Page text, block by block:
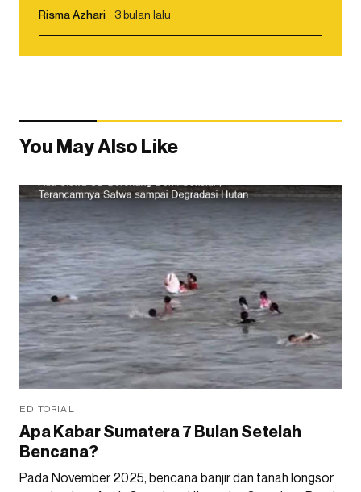
Risma Azhari 3 bulan lalu
You May Also Like
EDITORIAL
Apa Kabar Sumatera 7 Bulan Setelah
Bencana?
Pada November 2025, bencana banjir dan tanah longsor